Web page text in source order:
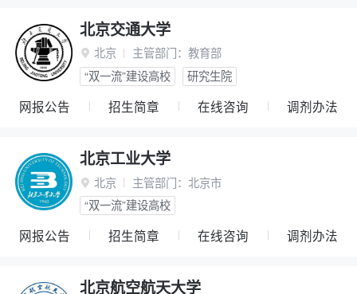
北京交通大学
 北京 主管部门： 教育部
“双一流”建设高校
研究生院
网报公告 招生简章 在线咨询 调剂办法
北京工业大学
 北京 主管部门： 北京市
“双一流”建设高校
网报公告 招生简章 在线咨询 调剂办法
北京航空航天大学